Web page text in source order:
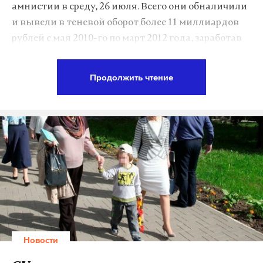
номере на полуострове Халкидики. У него нашли и
изъяли ноутбуки, планшеты, мобильные
кредитных карт.
Винник — ключевая персона в организации одной
из старейших бирж криптовалют — BTC-E, по
данным Reuters и греческого издания Daily Thess.
С 25 июля биржа недоступна, на Twitter-аккаунте
бирже сообщили о «технических работ в дата-
центре». По некоторымданным, на одном из
амнистии в среду, 26 июля. Всего они обналичили
и вывели в теневой оборот более 11 миллиардов
рублей с мая 2010-го по март 2012 года, заработав
несколько лет обнальщики произвели
сомнительных операций на сумму около 0,7
триллиона рублей. Центробанк называл другую
цифру — 200 миллиардов. В целом, точно
подсчитать ущерб и оценить размах деятельности
группы непросто. Обналичивание 11 миллиардов
рублей Рогачеву и подельникам вменяла
Генпрокуратура, а первоначально при аресте
Рогачева его обвинили в выводе в тень двух
миллиардов рублей. В пресс-службе
Продолжить чтение
Новости